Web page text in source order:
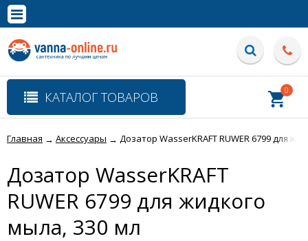
Полная версия сайта
КАТАЛОГ ТОВАРОВ 0
Главная → Аксессуары → Дозатор WasserKRAFT RUWER 6799 для
Дозатор WasserKRAFT
RUWER 6799 для жидкого
мыла, 330 мл